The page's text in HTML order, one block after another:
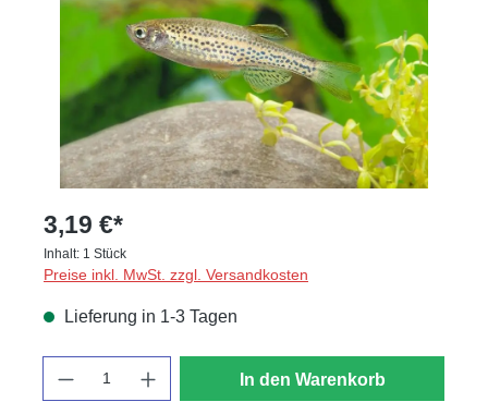
3,19 €*
Inhalt: 1 Stück
Preise inkl. MwSt. zzgl. Versandkosten
Lieferung in 1-3 Tagen
In den Warenkorb